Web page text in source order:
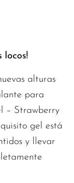
locos!
alturas
para
– Strawberry
gel está
y llevar